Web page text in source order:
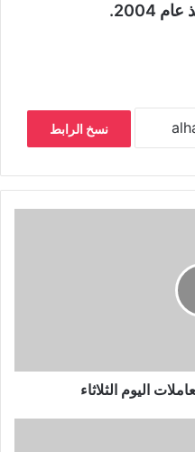
نسخ الرابط
اليوم الثلاثاء